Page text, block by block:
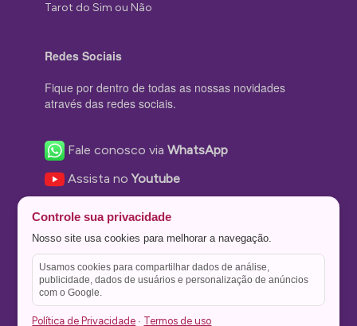
Tarot do Sim ou Não
Redes Sociais
Fique por dentro de todas as nossas novidades
através das redes sociais.
Fale conosco viaWhatsApp
Assista noYoutube
Nos siga no Instagram
Nos siga noTwitter
Salve no
Controle sua privacidade
Nosso site usa cookies para melhorar a navegação.
Usamos cookies para compartilhar dados de análise,
publicidade, dados de usuários e personalização de anúncios
com o Google.
Política de Privacidade · Termos de uso